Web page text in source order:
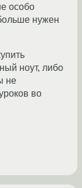
особо
нужен
ноут, либо
не
во